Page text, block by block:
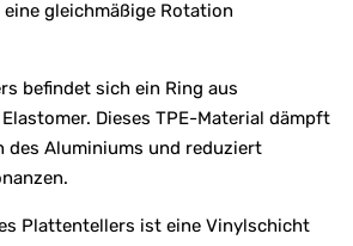
gleichmäßige Rotation
befindet sich ein Ring aus
Dieses TPE-Material dämpft
des Aluminiums und reduziert
Plattentellers ist eine Vinylschicht